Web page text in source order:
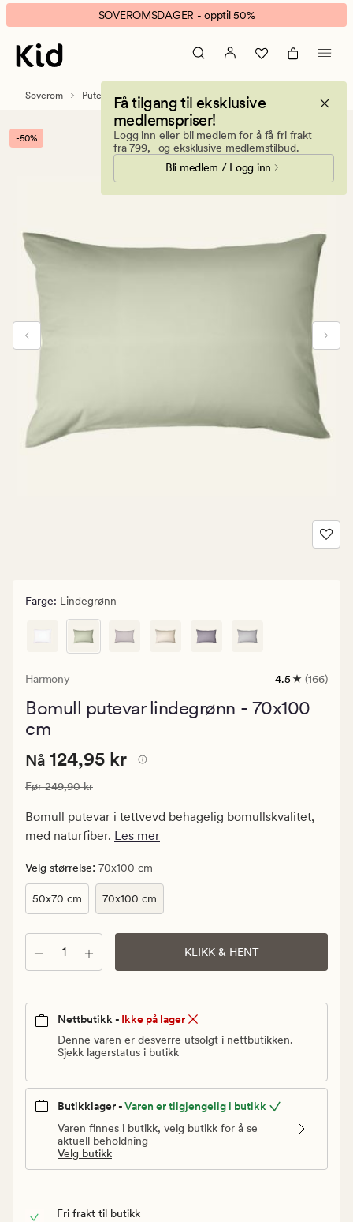
Harmony
bomull
putevar
lindegrønn
banner.
Klikk
ESCAPE
pause.
SOVEROMSDAGER - opptil 50%
Få tilgang til eksklusive
medlemspriser!
Logg inn eller bli medlem for å få fri frakt
fra 799,- og eksklusive medlemstilbud.
Bli medlem / Logg inn
Soverom Putetrekk Bomullputevar
-50%
Farge: Lindegrønn
Harmony
166
med
4.5 (166)
Bomull putevar lindegrønn - 70x100
cm
Nåværende
124,95
kr.
Vanlig
249,90
kr
Nåværende pris
Nå 124,95 kr
Vanlig pris 249,90 kr
Før249,90 kr
Bomull putevar i tettvevd behagelig bomullskvalitet,
med naturfiber. Les mer
Velg størrelse: 70x100 cm
50x70 cm 70x100 cm
Antall KLIKK & HENT
Nettbutikk - Ikke på lager
Denne varen er desverre utsolgt i nettbutikken.
Sjekk lagerstatus i butikk
Butikklager -Varen er tilgjengelig i butikk
Varen finnes i butikk, velg butikk for å se
aktuell beholdning
Velg butikk
Fri frakt til butikk